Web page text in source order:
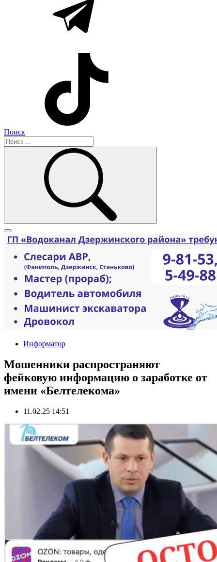
Поиск
Информатор
Мошенники распространяют
фейковую информацию о заработке от
имени «Белтелекома»
11.02.25 14:51